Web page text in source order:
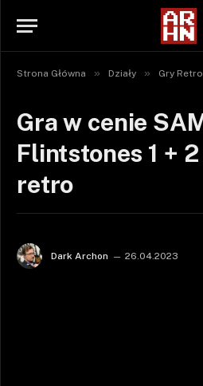
Strona Główna » Działy » Gry Retro
Gra w cenie
Flintstones 1 + 2
retro
Dark Archon 26.04.2023